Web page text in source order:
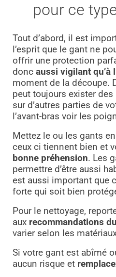
pour ce
Tout d’abord, il est
l’esprit que le gant ne
offrir une protection
donc aussi vigilant qu’à
moment de la découpe.
peut toujours exister
sur d’autres parties de
l’avant-bras voir les
Mettez le ou les gants
ceux ci tiennent bien et
bonne préhension. Les
permettre d’être aussi
est aussi important que
forte qui soit bien
Pour le nettoyage,
aux recommandations
varier selon les
Si votre gant est abîmé
aucun risque et